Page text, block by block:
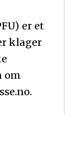
er et
klager
om